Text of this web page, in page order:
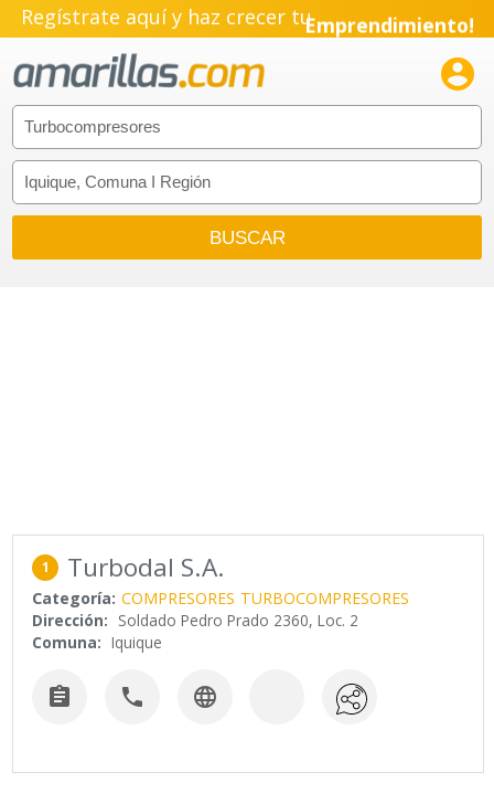
Regístrate aquí y haz crecer tuEmprendimiento!

1 Turbodal S.A.
Categoría: COMPRESORES TURBOCOMPRESORES
Dirección: Soldado Pedro Prado 2360, Loc. 2
Comuna: Iquique
  